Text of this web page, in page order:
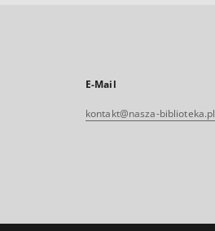
E-Mail
kontakt@nasza-biblioteka.pl